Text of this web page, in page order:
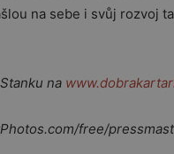
na sebe i svůj rozvoj
na
free/